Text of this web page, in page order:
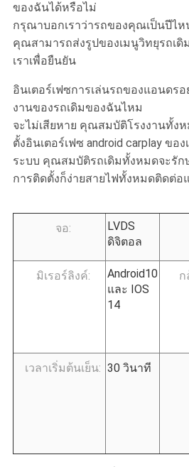
ของฉันได้หรือไม่
กรุณาบอกเราว่ารถของคุณเป็นปีไ
คุณสามารถส่งรูปของเมนูวิทยุรถเดิ
เราเพื่อยืนยัน
อินเตอร์เฟซการเล่นรถของแอนดร
งานของรถเดิมของฉันไหม
จะไม่เสียหาย คุณสมบัติโรงงานทั้ง
ตั้งอินเตอร์เฟซ android carplay ขอ
ระบบ คุณสมบัติรถเดิมทั้งหมดจะรัก
การติดตั้งก็ง่ายสายไฟทั้งหมดติดต่อ
จอ:
LVDS
ดิจิตอล
มิเรอร์ลิงค์:
Android10
และ IOS
14
ก
เวลาเริ่มต้นเย็น: 30 วินาที